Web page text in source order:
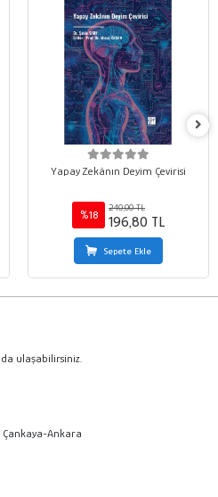
Yapay Zekânın Deyim Çevirisi
%18
240,00 TL
196,80 TL
Sepete Ekle
ulaşabilirsiniz.
Çankaya-Ankara